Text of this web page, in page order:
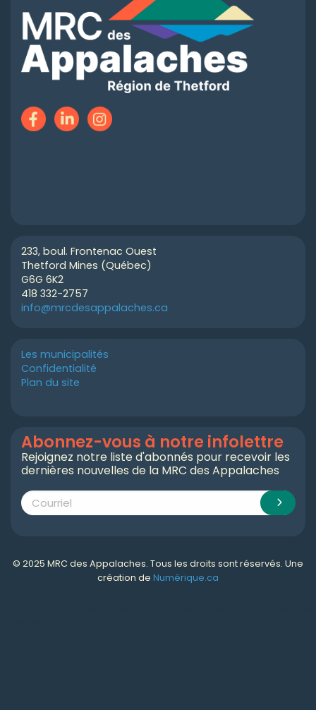
233, boul. Frontenac Ouest
Thetford Mines (Québec)
G6G 6K2
418 332-2757
info@mrcdesappalaches.ca
Les municipalités
Confidentialité
Plan du site
Abonnez-vous à notre infolettre
Rejoignez notre liste d'abonnés pour recevoir les
dernières nouvelles de la MRC des Appalaches
© 2025 MRC des Appalaches. Tous les droits sont réservés. Une
création de Numérique.ca